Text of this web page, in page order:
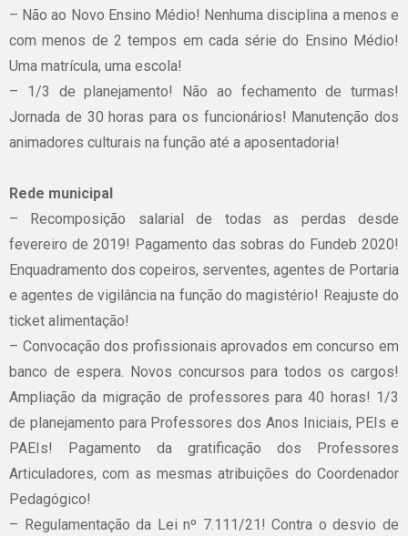
– Não ao Novo Ensino Médio! Nenhuma disciplina a menos e
com menos de 2 tempos em cada série do Ensino Médio!
Uma matrícula, uma escola!
– 1/3 de planejamento! Não ao fechamento de turmas!
Jornada de 30 horas para os funcionários! Manutenção dos
animadores culturais na função até a aposentadoria!
Rede municipal
– Recomposição salarial de todas as perdas desde
fevereiro de 2019! Pagamento das sobras do Fundeb 2020!
Enquadramento dos copeiros, serventes, agentes de Portaria
e agentes de vigilância na função do magistério! Reajuste do
ticket alimentação!
– Convocação dos profissionais aprovados em concurso em
banco de espera. Novos concursos para todos os cargos!
Ampliação da migração de professores para 40 horas! 1/3
de planejamento para Professores dos Anos Iniciais, PEIs e
PAEIs! Pagamento da gratificação dos Professores
Articuladores, com as mesmas atribuições do Coordenador
Pedagógico!
– Regulamentação da Lei nº 7.111/21! Contra o desvio de